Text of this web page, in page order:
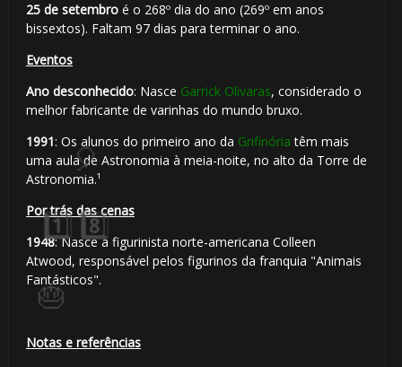
25 de setembroé o 268º dia do ano (269º em anos
bissextos). Faltam 97 dias para terminar o ano.
Eventos
Ano desconhecido: Nasce Garrick Olivaras, considerado o
melhor fabricante de varinhas do mundo bruxo.
1991: Os alunos do primeiro ano da Grifinória têm mais
uma aula de Astronomia à meia-noite, no alto da Torre de
Astronomia.¹
Por trás das cenas
1948: Nasce a figurinista norte-americana Colleen
Atwood, responsável pelos figurinos da franquia "Animais
Fantásticos".
Notas e referências
🎂
🎈